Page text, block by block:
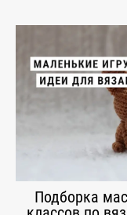
Подборка